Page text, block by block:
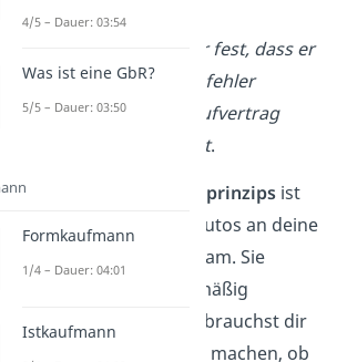
stellt der
Gebrauchtwagenhändler fest, dass er
im Vertrag einen Schreibfehler
gemacht hat und der Kaufvertrag
deshalb nicht wirksam ist.
des
Abstraktionsprinzips ist
die Übergabe des Autos an deine
Freundin trotzdem wirksam. Sie
es dir also rechtmäßig
und du brauchst dir
keine Gedanken darüber machen, ob
4/5 – Dauer: 03:54
Was ist eine GbR?
5/5 – Dauer: 03:50
Formkaufmann
1/4 – Dauer: 04:01
Istkaufmann